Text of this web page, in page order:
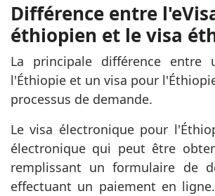
Différence entre
éthiopien et le visa
La principale différence entre
l'Éthiopie et un visa pour
processus de demande.
Le visa électronique pour
électronique qui peut être
remplissant un formulaire de
effectuant un paiement en